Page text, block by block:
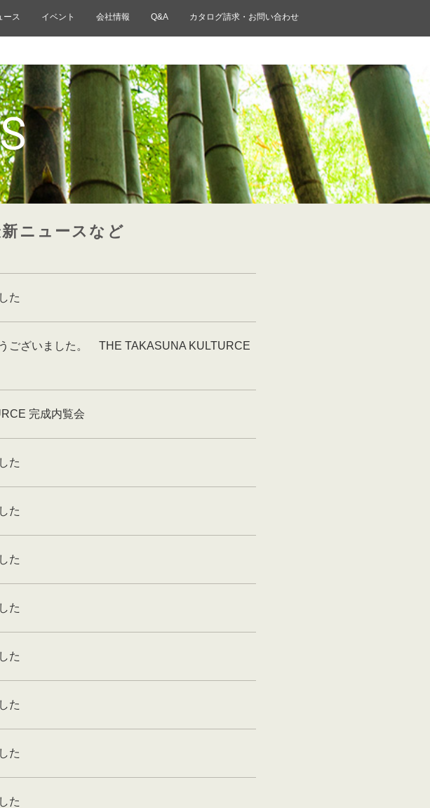
ース イベント 会社情報 Q&A カタログ請求・お問い合わせ
ニュースなど
た
ございました。 THE TAKASUNA KULTURCE
完成内覧会
た
た
た
た
た
た
た
た